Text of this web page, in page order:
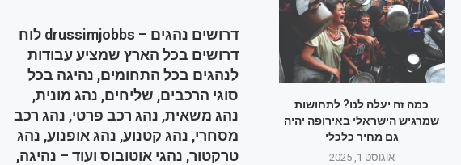
כמה זה יעלה לנו? לתחושות
שמרגיש הישראלי באירופה יהיה
גם מחיר כלכלי
אוגוסט 1, 2025
דרושים נהגים – drussimjobbs לוח
דרושים בכל הארץ שמציע עבודות
לנהגים בכל התחומים, נהיגה בכל
סוגי הרכבים, שליחים, נהג מונית,
נהג משאית, נהג רכב פרטי, נהג רכב
מסחרי, נהג קטנוע, נהג אופנוע, נהג
טרקטור, נהגי אוטובוס ועוד – נהיגה,